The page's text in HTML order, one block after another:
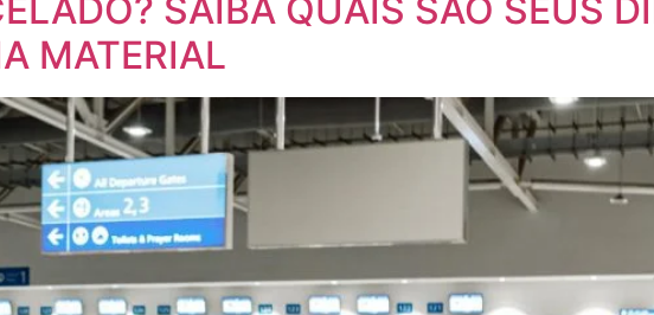
SAIBA QUAIS SÃO SEUS
MATERIAL